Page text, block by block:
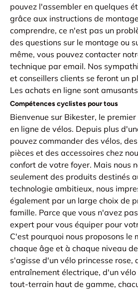
pouvez l'assembler en quelques
grâce aux instructions de
comprendre, ce n'est pas un
des questions sur le montage ou
même, vous pouvez contacter
technique par email. Nos
et conseillers clients se feront un
Les achats en ligne sont
Compétences cyclistes pour tous
Bienvenue sur Bikester, le
en ligne de vélos. Depuis plus
pouvez commander des vélos,
pièces et des accessoires chez
confort de votre foyer. Mais nous
seulement des produits destinés
technologie ambitieux, nous
également par un large choix de
famille. Parce que vous n'avez
expert pour vous équiper pour
C'est pourquoi nous proposons le
chaque âge et à chaque niveau
s'agisse d'un vélo princesse rose,
entraînement électrique, d'un
tout-terrain haut de gamme,